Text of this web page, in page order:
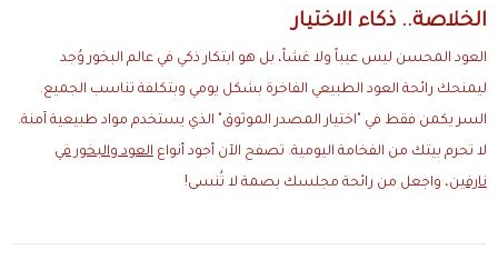
الخلاصة.. ذكاء الاختيار
العود المحسن ليس عيباً ولا غشاً، بل هو ابتكار ذكي في عالم البخور وُجد
ليمنحك رائحة العود الطبيعي الفاخرة بشكل يومي وبتكلفة تناسب الجميع.
السر يكمن فقط في "اختيار المصدر الموثوق" الذي يستخدم مواد طبيعية آمنة.
لا تحرم بيتك من الفخامة اليومية. تصفح الآن أجود أنواع العود والبخور في
نارفين، واجعل من رائحة مجلسك بصمة لا تُنسى!